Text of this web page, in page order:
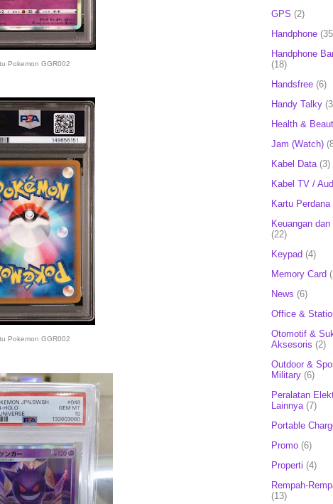
Pokemon GGR002
Pokemon GGR002
GPS (2)
Handphone
Handphone
(18)
Handsfree (6)
Handy Talky
Health &
Jam (Watch)
Kabel Data (3)
Kabel TV /
Kartu
Keuangan
(22)
Keypad (4)
Memory Card
News (6)
Office &
Otomotif &
Aksesoris (2)
Outdoor &
Military (6)
Peralatan
Lainnya (7)
Portable
Promo (6)
Properti (4)
Rempah-
(13)